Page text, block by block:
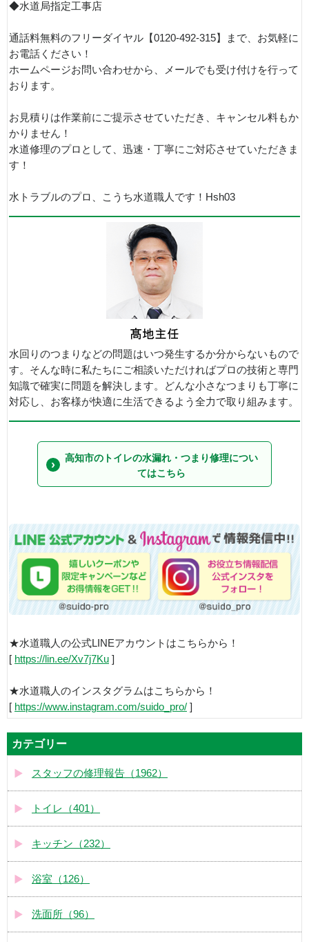
◆水道局指定工事店
通話料無料のフリーダイヤル【0120-492-315】まで、お気軽に
お電話ください！
ホームページお問い合わせから、メールでも受け付けを行って
おります。
お見積りは作業前にご提示させていただき、キャンセル料もか
かりません！
水道修理のプロとして、迅速・丁寧にご対応させていただきま
す！
水トラブルのプロ、こうち水道職人です！Hsh03
水回りのつまりなどの問題はいつ発生するか分からないもので
す。そんな時に私たちにご相談いただければプロの技術と専門
知識で確実に問題を解決します。どんな小さなつまりも丁寧に
対応し、お客様が快適に生活できるよう全力で取り組みます。
高知市のトイレの水漏れ・つまり修理につい
てはこちら
★水道職人の公式LINEアカウントはこちらから！
[ https://lin.ee/Xv7j7Ku ]
★水道職人のインスタグラムはこちらから！
[ https://www.instagram.com/suido_pro/ ]
カテゴリー
スタッフの修理報告（1962）
トイレ（401）
キッチン（232）
浴室（126）
洗面所（96）